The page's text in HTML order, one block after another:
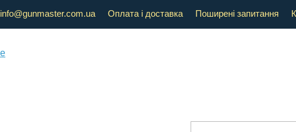
info@gunmaster.com.ua Оплата і доставка Поширені запитання